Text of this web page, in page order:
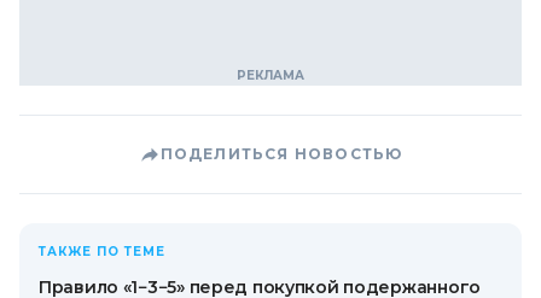
ПОДЕЛИТЬСЯ НОВОСТЬЮ
ТАКЖЕ ПО ТЕМЕ
Правило «1−3−5» перед покупкой подержанного